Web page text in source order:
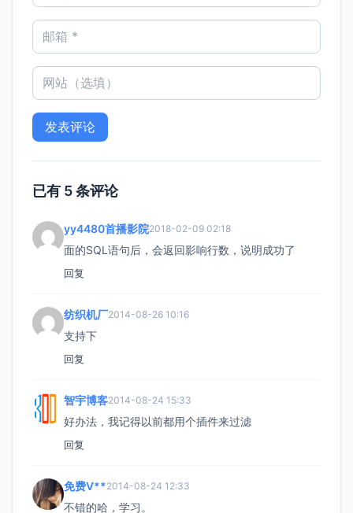
已有 5 条评论
yy4480首播影院2018-02-09 02:18
面的SQL语句后，会返回影响行数，说明成功了
回复
纺织机厂2014-08-26 10:16
支持下
回复
智宇博客2014-08-24 15:33
好办法，我记得以前都用个插件来过滤
回复
免费V**2014-08-24 12:33
不错的哈，学习。